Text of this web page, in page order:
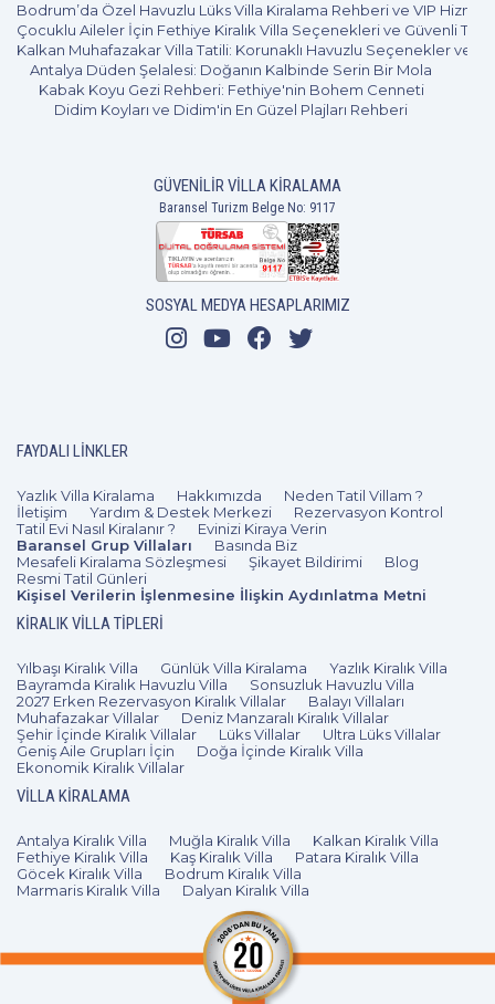
Bodrum’da Özel Havuzlu Lüks Villa Kiralama Rehberi ve VIP
Çocuklu Aileler İçin Fethiye Kiralık Villa Seçenekleri ve Güvenli
Kalkan Muhafazakar Villa Tatili: Korunaklı Havuzlu Seçenekler ve
Antalya Düden Şelalesi: Doğanın Kalbinde Serin Bir Mola
Kabak Koyu Gezi Rehberi: Fethiye'nin Bohem Cenneti
Didim Koyları ve Didim'in En Güzel Plajları Rehberi
GÜVENILIR VILLA KIRALAMA
Baransel Turizm Belge No: 9117
SOSYAL MEDYA HESAPLARIMIZ
FAYDALI LINKLER
Yazlık Villa Kiralama Hakkımızda
Neden Tatil Villam ?
İletişim
Yardım & Destek Merkezi
Rezervasyon Kontrol
Tatil Evi Nasıl Kiralanır ?
Evinizi Kiraya Verin
Baransel Grup Villaları
Basında Biz
Mesafeli Kiralama Sözleşmesi
Şikayet Bildirimi
Blog
Resmi Tatil Günleri
Kişisel Verilerin İşlenmesine İlişkin Aydınlatma Metni
KIRALIK VILLA TIPLERI
Yılbaşı Kiralık Villa Günlük Villa Kiralama
Yazlık Kiralık Villa
Bayramda Kiralık Havuzlu Villa
Sonsuzluk Havuzlu Villa
2027 Erken Rezervasyon Kiralık Villalar
Balayı Villaları
Muhafazakar Villalar
Deniz Manzaralı Kiralık Villalar
Şehir İçinde Kiralık Villalar
Lüks Villalar
Ultra Lüks Villalar
Geniş Aile Grupları İçin
Doğa İçinde Kiralık Villa
Ekonomik Kiralık Villalar
VILLA KIRALAMA
Antalya Kiralık Villa Muğla Kiralık Villa
Kalkan Kiralık Villa
Fethiye Kiralık Villa
Kaş Kiralık Villa
Patara Kiralık Villa
Göcek Kiralık Villa
Bodrum Kiralık Villa
Marmaris Kiralık Villa
Dalyan Kiralık Villa